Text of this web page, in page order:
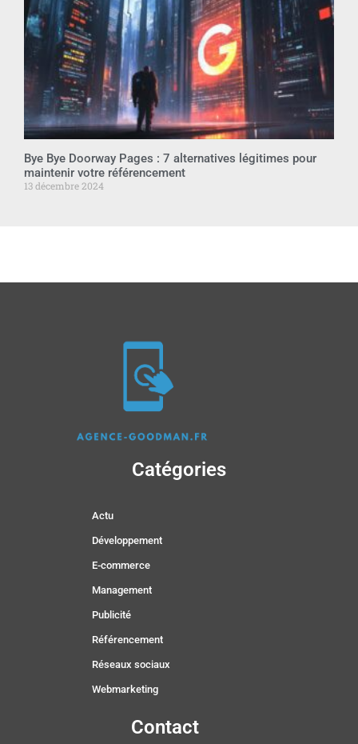
Bye Bye Doorway Pages : 7 alternatives légitimes pour
maintenir votre référencement
13 décembre 2024
Catégories
Actu
Développement
E-commerce
Management
Publicité
Référencement
Réseaux sociaux
Webmarketing
Contact